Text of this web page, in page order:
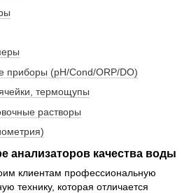
приборы (pH/Cond/ORP/DO)
термощупы
растворы
анализаторов качества воды
клиентам профессиональную
технику, которая отличается